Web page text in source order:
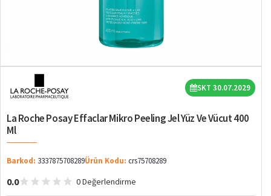
SKT 30.07.2029
La Roche Posay Effaclar Mikro Peeling Jel Yüz Ve Vücut 400
Ml
Barkod: 3337875708289Ürün Kodu: crs75708289
0.0 0 Değerlendirme